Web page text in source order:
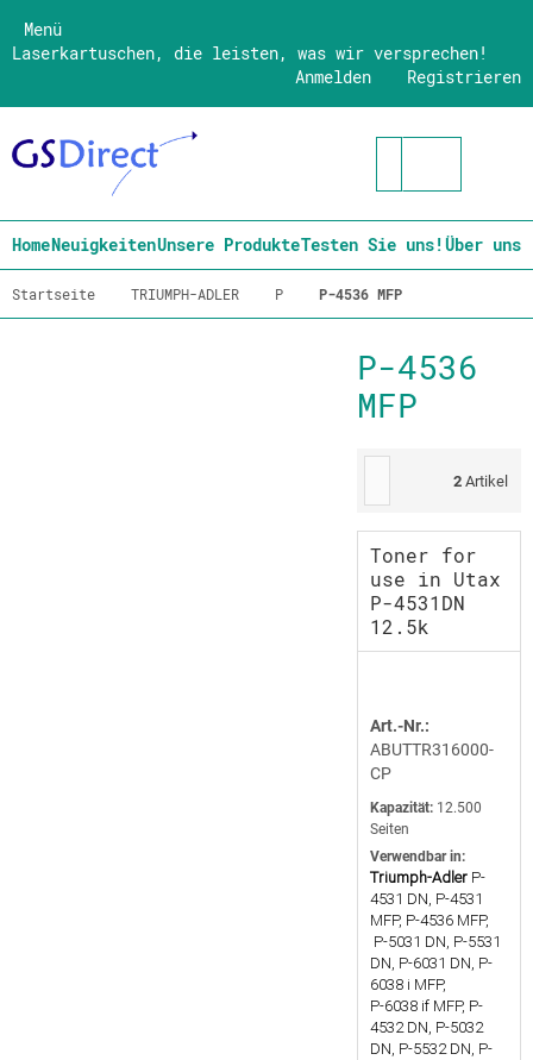
Menü
Laserkartuschen, die leisten, was wir versprechen!
Registrieren
Anmelden
HomeNeuigkeitenUnsere ProdukteTesten Sie uns!Über uns
Startseite TRIUMPH-ADLER P P-4536 MFP
P-4536
MFP
2 Artikel
Toner for
use in Utax
P-4531DN
12.5k
Art.-Nr.:
ABUTTR316000-
CP
Kapazität: 12.500
Seiten
Verwendbar in:
Triumph-Adler P-
4531 DN, P-4531
MFP, P-4536 MFP,
P-5031 DN, P-5531
DN, P-6031 DN, P-
6038 i MFP,
P-6038 if MFP, P-
4532 DN, P-5032
DN, P-5532 DN, P-